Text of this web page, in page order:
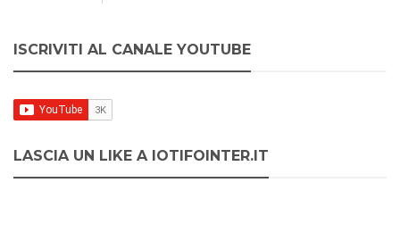
ISCRIVITI AL CANALE YOUTUBE
LASCIA UN LIKE A IOTIFOINTER.IT